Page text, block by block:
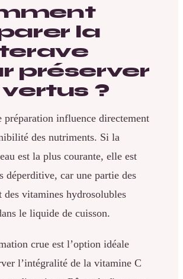
la
préserver
?
préparation influence directement
des nutriments. Si la
est la plus courante, elle est
déperditive, car une partie des
des vitamines hydrosolubles
le liquide de cuisson.
crue est l’option idéale
l’intégralité de la vitamine C